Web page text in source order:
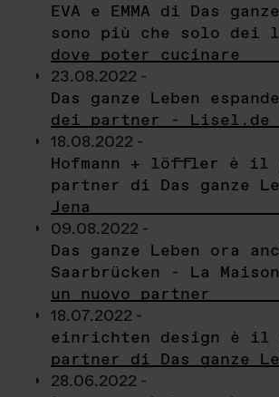
EVA e EMMA di Das
sono più che solo dei
dove poter cucinare
23.08.2022 -
Das ganze Leben
dei partner - Lisel.de
18.08.2022 -
Hofmann + löffler è il
partner di Das ganze
Jena
09.08.2022 -
Das ganze Leben ora
Saarbrücken - La
un nuovo partner
18.07.2022 -
einrichten design è il
partner di Das ganze
28.06.2022 -